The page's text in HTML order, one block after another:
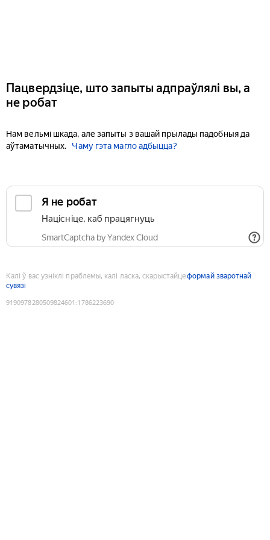
Пацвердзіце, што запыты адпраўлялі вы, а
не робат
Нам вельмі шкада, але запыты з вашай прылады падобныя да
аўтаматычных.
Чаму гэта магло адбыцца?
Я не робат
Націсніце, каб працягнуць
SmartCaptcha by Yandex Cloud
Калі ў вас узніклі праблемы, калі ласка, скарыстайцеформай зваротнай
сувязі
9190978280509824601 :1786223690